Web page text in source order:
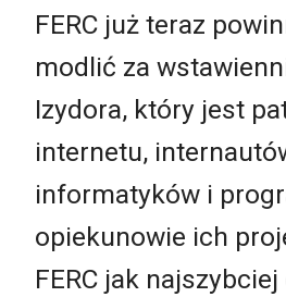
FERC już teraz
modlić za
Izydora, który jest
internetu,
informatyków i
opiekunowie ich
FERC jak